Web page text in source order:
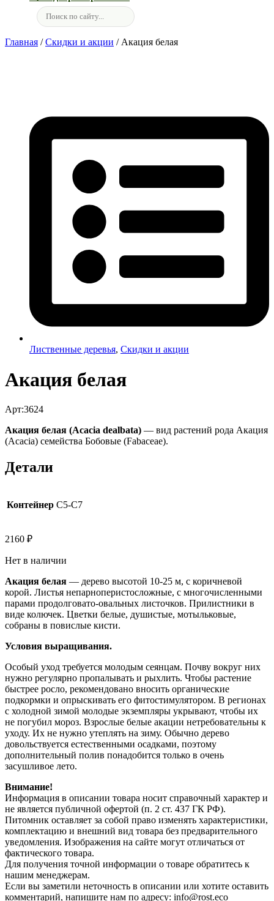
Главная /Скидки и акции / Акация белая
Лиственные деревья, Скидки и акции
Акация белая
Арт:3624
Акация белая (Acacia dealbata) — вид растений рода Акация
(Acacia) семейства Бобовые (Fabaceae).
Детали
Контейнер C5-C7
2160 ₽
Нет в наличии
Акация белая — дерево высотой 10-25 м, с коричневой
корой. Листья непарноперистосложные, с многочисленными
парами продолговато-овальных листочков. Прилистники в
виде колючек. Цветки белые, душистые, мотыльковые,
собраны в повислые кисти.
Условия выращивания.
Особый уход требуется молодым сеянцам. Почву вокруг них
нужно регулярно пропалывать и рыхлить. Чтобы растение
быстрее росло, рекомендовано вносить органические
подкормки и опрыскивать его фитостимулятором. В регионах
с холодной зимой молодые экземпляры укрывают, чтобы их
не погубил мороз. Взрослые белые акации нетребовательны к
уходу. Их не нужно утеплять на зиму. Обычно дерево
довольствуется естественными осадками, поэтому
дополнительный полив понадобится только в очень
засушливое лето.
Внимание!
Информация в описании товара носит справочный характер и
не является публичной офертой (п. 2 ст. 437 ГК РФ).
Питомник оставляет за собой право изменять характеристики,
комплектацию и внешний вид товара без предварительного
уведомления. Изображения на сайте могут отличаться от
фактического товара.
Для получения точной информации о товаре обратитесь к
нашим менеджерам.
Если вы заметили неточность в описании или хотите оставить
комментарий, напишите нам по адресу: info@rost.eco